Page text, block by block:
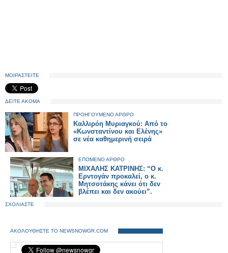
ΜΟΙΡΑΣΤΕΙΤΕ
ΔΕΙΤΕ ΑΚΟΜΑ
ΠΡΟΗΓΟΥΜΕΝΟ ΑΡΘΡΟ
Καλλιρόη Μυριαγκού: Από το
«Κωνσταντίνου και Ελένης»
σε νέα καθημερινή σειρά
ΕΠΟΜΕΝΟ ΑΡΘΡΟ
ΜΙΧΑΛΗΣ ΚΑΤΡΙΝΗΣ: “Ο κ.
Ερντογάν προκαλεί, ο κ.
Μητσοτάκης κάνει ότι δεν
βλέπει και δεν ακούει”.
ΣΧΟΛΙΑΣΤΕ
ΑΚΟΛΟΥΘΗΣΤΕ ΤΟ NEWSNOWGR.COM